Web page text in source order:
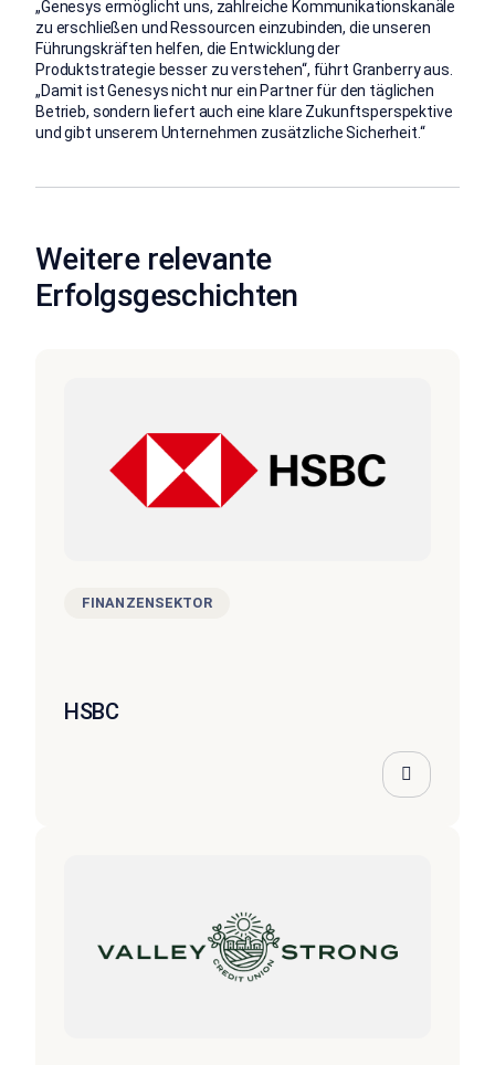
„Genesys ermöglicht uns, zahlreiche Kommunikationskanäle
zu erschließen und Ressourcen einzubinden, die unseren
Führungskräften helfen, die Entwicklung der
Produktstrategie besser zu verstehen“, führt Granberry aus.
„Damit ist Genesys nicht nur ein Partner für den täglichen
Betrieb, sondern liefert auch eine klare Zukunftsperspektive
und gibt unserem Unternehmen zusätzliche Sicherheit.“
Weitere relevante
Erfolgsgeschichten
FINANZENSEKTOR
HSBC